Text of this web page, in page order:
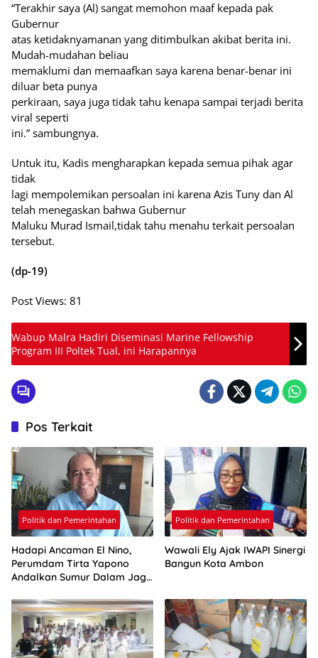
“Terakhir saya (Al) sangat memohon maaf kepada pak
Gubernur
atas ketidaknyamanan yang ditimbulkan akibat berita ini.
Mudah-mudahan beliau
memaklumi dan memaafkan saya karena benar-benar ini
diluar beta punya
perkiraan, saya juga tidak tahu kenapa sampai terjadi berita
viral seperti
ini.” sambungnya.
Untuk itu, Kadis mengharapkan kepada semua pihak agar
tidak
lagi mempolemikan persoalan ini karena Azis Tuny dan Al
telah menegaskan bahwa Gubernur
Maluku Murad Ismail,tidak tahu menahu terkait persoalan
tersebut.
(dp-19)
Post Views: 81
Wabup Malra Hadiri Diseminasi Marine Fellowship
Program III Poltek Tual, ini Harapannya
Pos Terkait
Politik dan Pemerintahan
Hadapi Ancaman El Nino,
Perumdam Tirta Yapono
Andalkan Sumur Dalam Jaga
Politik dan Pemerintahan
Wawali Ely Ajak IWAPI Sinergi
Bangun Kota Ambon